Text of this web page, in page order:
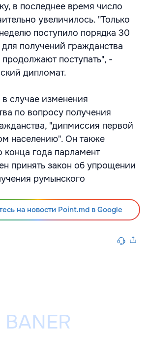
в последнее время число
увеличилось. "Только
поступило порядка 30
получений гражданства
поступать", -
дипломат.
случае изменения
по вопросу получения
"дипмиссия первой
населению". Он также
конца года парламент
принять закон об упрощении
румынского
на новости Point.md в Google